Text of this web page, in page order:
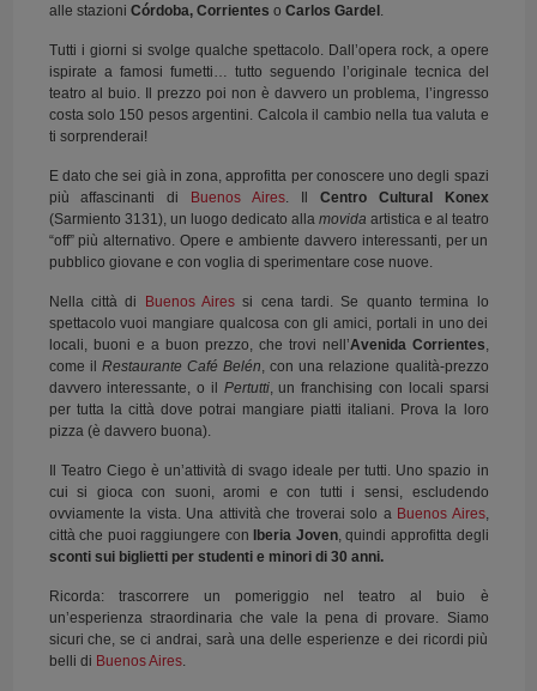
alle stazioni Córdoba, Corrientes o Carlos Gardel .
Tutti i giorni si svolge qualche spettacolo. Dall’opera rock, a opere
ispirate a famosi fumetti… tutto seguendo l’originale tecnica del
teatro al buio. Il prezzo poi non è davvero un problema, l’ingresso
costa solo 150 pesos argentini. Calcola il cambio nella tua valuta e
ti sorprenderai!
E dato che sei già in zona, approfitta per conoscere uno degli spazi
più affascinanti di
Buenos Aires. Il Centro Cultural Konex
(Sarmiento 3131), un luogo dedicato alla movida artistica e al teatro
“off” più alternativo. Opere e ambiente davvero interessanti, per un
pubblico giovane e con voglia di sperimentare cose nuove.
Nella città di Buenos Airessi cena tardi. Se quanto termina lo
spettacolo vuoi mangiare qualcosa con gli amici, portali in uno dei
locali, buoni e a buon prezzo, che trovi nell’Avenida Corrientes,
come il Restaurante Café Belén, con una relazione qualità-prezzo
davvero interessante, o il Pertutti, un franchising con locali sparsi
per tutta la città dove potrai mangiare piatti italiani. Prova la loro
pizza (è davvero buona).
Il Teatro Ciego è un’attività di svago ideale per tutti. Uno spazio in
cui si gioca con suoni, aromi e con tutti i sensi, escludendo
ovviamente la vista. Una attività che troverai solo a Buenos Aires,
città che puoi raggiungere con
Iberia Joven, quindi approfitta degli
sconti sui biglietti per studenti e minori di 30 anni.
Ricorda: trascorrere un pomeriggio nel teatro al buio è
un’esperienza straordinaria che vale la pena di provare. Siamo
sicuri che, se ci andrai, sarà una delle esperienze e dei ricordi più
belli di Buenos Aires.